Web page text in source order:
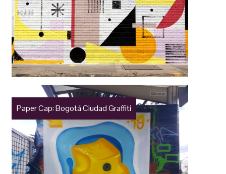
Paper Cap: Bogotá Ciudad Graffiti